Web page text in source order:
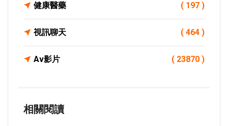
健康醫藥 ( 197 )
視訊聊天 ( 464 )
Av影片 ( 23870 )
相關閱讀